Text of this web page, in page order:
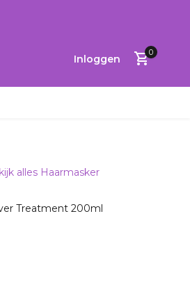
Inloggen
0
alles Haarmasker
Treatment 200ml